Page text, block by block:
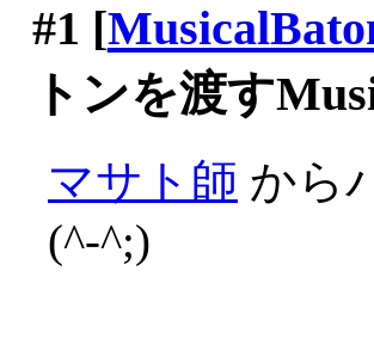
#1 [
トンを渡す
マサト師 から
(^-^;)